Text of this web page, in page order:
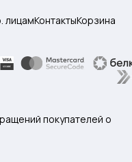
лицамКонтактыКорзина
покупателей о